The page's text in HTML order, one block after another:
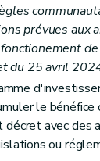
prévues aux
du 25 avril
le bénéfice
décret avec des
ou